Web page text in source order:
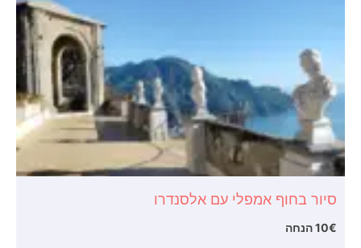
סיור בחוף אמפלי עם אלסנדרו
10€ הנחה